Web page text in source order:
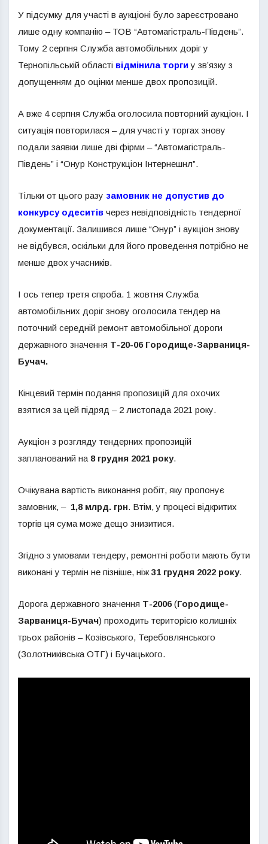
У підсумку для участі в аукціоні було зареєстровано
лише одну компанію – ТОВ “Автомагістраль-Південь”.
Тому 2 серпня Служба автомобільних доріг у
Тернопільській області відмінила торгиу зв’язку з
допущенням до оцінки менше двох пропозицій.
А вже 4 серпня Служба оголосила повторний аукціон. І
ситуація повторилася – для участі у торгах знову
подали заявки лише дві фірми – “Автомагістраль-
Південь” і “Онур Конструкціон Інтернешнл”.
Тільки от цього разу замовник не допустив до
конкурсу одеситів через невідповідність тендерної
документації. Залишився лише “Онур” і аукціон знову
не відбувся, оскільки для його проведення потрібно не
менше двох учасників.
І ось тепер третя спроба. 1 жовтня Служба
автомобільних доріг знову оголосила тендер на
поточний середній ремонт автомобільної дороги
державного значення Т-20-06 Городище-Зарваниця-
Бучач.
Кінцевий термін подання пропозицій для охочих
взятися за цей підряд – 2 листопада 2021 року.
Аукціон з розгляду тендерних пропозицій
запланований на 8 грудня 2021 року.
Очікувана вартість виконання робіт, яку пропонує
замовник, – 1,8 млрд. грн. Втім, у процесі відкритих
торгів ця сума може дещо знизитися.
Згідно з умовами тендеру, ремонтні роботи мають бути
виконані у термін не пізніше, ніж31 грудня 2022 року.
Дорога державного значення Т-2006(Городище-
Зарваниця-Бучач) проходить територією колишніх
трьох районів – Козівського, Теребовлянського
(Золотниківська ОТГ) і Бучацького.